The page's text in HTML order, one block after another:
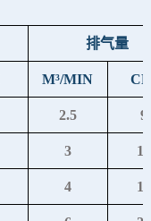
排气量
M³/MIN
2.5
3
4